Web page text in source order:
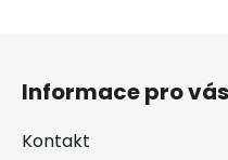
Informace pro vás
Kontakt